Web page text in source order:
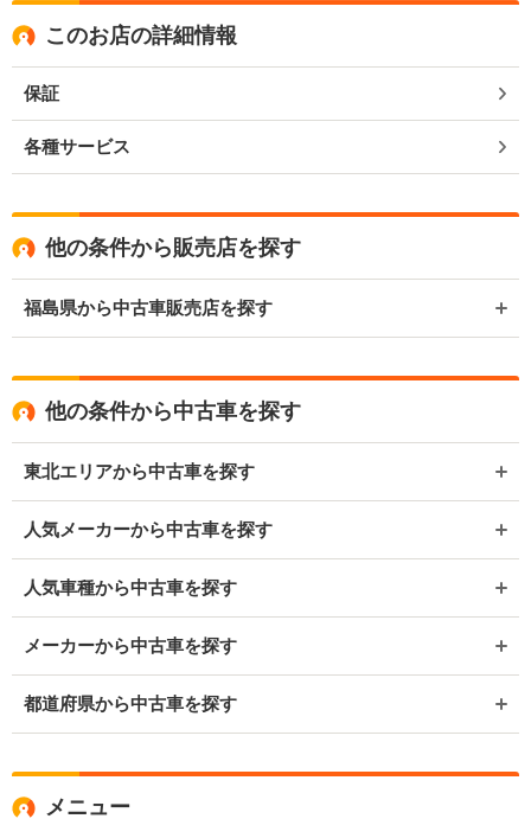
このお店の詳細情報
保証
各種サービス
他の条件から販売店を探す
福島県から中古車販売店を探す
他の条件から中古車を探す
東北エリアから中古車を探す
人気メーカーから中古車を探す
人気車種から中古車を探す
メーカーから中古車を探す
都道府県から中古車を探す
メニュー